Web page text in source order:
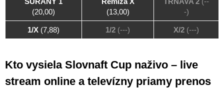
(20,00)
(13,00)
-)
1/X (7,88) 1/2 (---) X/2 (---)
Kto vysiela Slovnaft Cup naživo – live
stream online a televízny priamy prenos